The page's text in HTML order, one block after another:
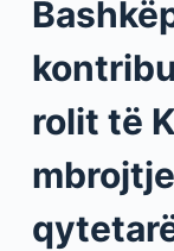
rolit të